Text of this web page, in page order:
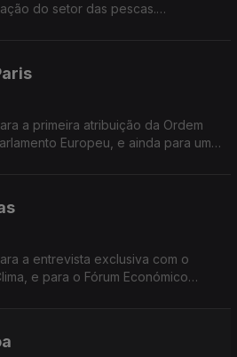
do setor das pescas.
a primeira atribuição da Ordem
Europeu, e ainda para uma
a entrevista exclusiva com o
e para o Fórum Económico